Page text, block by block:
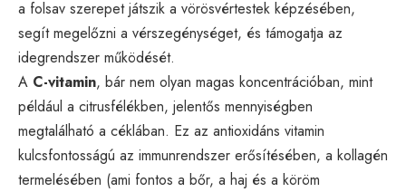
a folsav szerepet játszik a vörösvértestek képzésében,
segít megelőzni a vérszegénységet, és támogatja az
idegrendszer működését.
A C-vitamin, bár nem olyan magas koncentrációban, mint
például a citrusfélékben, jelentős mennyiségben
megtalálható a céklában. Ez az antioxidáns vitamin
kulcsfontosságú az immunrendszer erősítésében, a kollagén
termelésében (ami fontos a bőr, a haj és a köröm